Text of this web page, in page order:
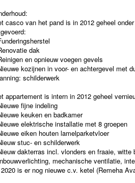
casco van het pand is in 2012 geheel
dak
en opnieuw voegen gevels
kozijnen in voor- en achtergevel met
schilderwerk
appartement is intern in 2012 geheel
fijne indeling
keuken en badkamer
elektrische installatie met 8 groepen
eiken houten lamelparketvloer
stuc- en schilderwerk
dakterras incl. vlonders en fraaie,
mechanische ventilatie,
is er nog nieuwe c.v. ketel (Remeha